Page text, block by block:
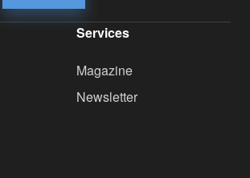
Services
Magazine
Newsletter